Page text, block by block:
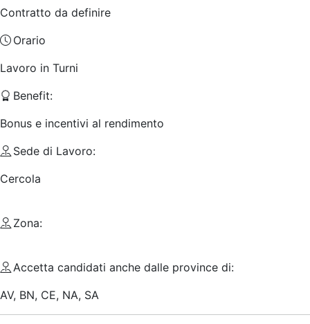
Contratto da definire
Orario
Lavoro in Turni
Benefit:
Bonus e incentivi al rendimento
Sede di Lavoro:
Cercola
Zona:
Accetta candidati anche dalle province di:
AV, BN, CE, NA, SA